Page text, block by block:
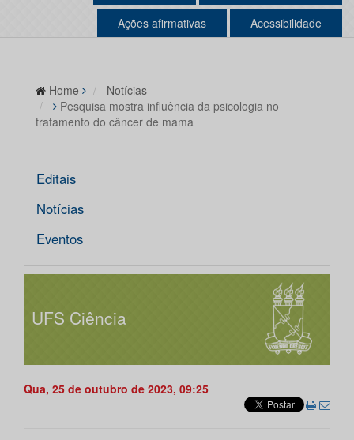
Ações afirmativas Acessibilidade
Home
Notícias
Pesquisa mostra influência da psicologia no
tratamento do câncer de mama
Editais
Notícias
Eventos
UFS Ciência
Qua, 25 de outubro de 2023, 09:25